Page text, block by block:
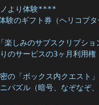
より体験****
験のギフト券（ヘリコプ
みのサブスクリプシ
のサービスの3ヶ月利用権
「ボックス内クエス
パズル（暗号、なぞなぞ